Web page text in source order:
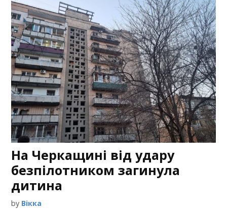
На Черкащині від удару
безпілотником загинула
дитина
by Вікка